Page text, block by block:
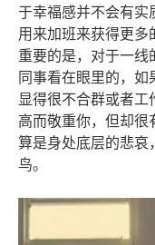
于幸福感并不会有实
用来加班来获得更多
重要的是，对于一线
同事看在眼里的，
显得很不合群或者
高而敬重你，但却很
算是身处底层的悲哀
鸟。